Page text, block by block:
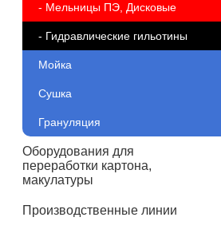
- Мельницы ПЭ, Дисковые
- Гидравлические гильотины
Мойка
Сушка
Грануляция
Оборудования для
переработки картона,
макулатуры
Производственные линии